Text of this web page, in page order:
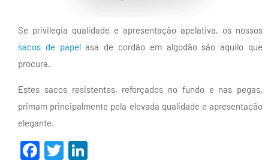
Se privilegia qualidade e apresentação apelativa, os nossos
sacos de papelasa de cordão em algodão são aquilo que
procura.
Estes sacos resistentes, reforçados no fundo e nas pegas,
primam principalmente pela elevada qualidade e apresentação
elegante.
Facebook
Twitter